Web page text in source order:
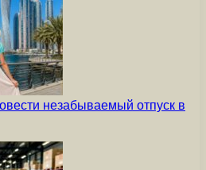
незабываемый отпуск в